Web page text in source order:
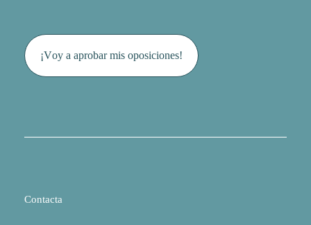
¡Voy a aprobar mis oposiciones!
Contacta